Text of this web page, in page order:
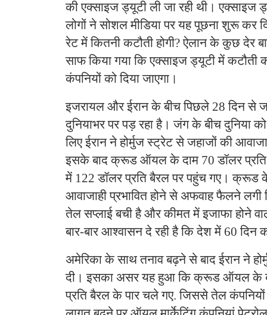
की एक्‍साइज ड्यूटी ली जा रही थी। एक्‍साइज
लोगों ने सोशल मीड‍िया पर यह पूछना शुरू कर
रेट में क‍ितनी कटौती होगी? ऐलान के कुछ देर
साफ क‍िया गया क‍ि एक्‍साइज ड्यूटी में कटौती
कंपन‍ियों को द‍िया जाएगा।
इजरायल और ईरान के बीच प‍िछले 28 द‍िन से
दुन‍ियाभर पर पड़ रहा है। जंग के बीच दुन‍िया
लि‍ए ईरान ने होर्मुज स्‍ट्रेट से जहाजों की
इसके बाद क्रूड ऑयल के दाम 70 डॉलर
में 122 डॉलर प्रत‍ि बैरल पर पहुंच गए। क्रूड
आवाजाही प्रभाव‍ित होने से अफवाह फैलने लगी
तेल सप्‍लाई बची है और कीमत में इजाफा होने
बार-बार आश्‍वासन दे रही है क‍ि देश में 60 द‍िन
अमेर‍िका के साथ तनाव बढ़ने से बाद ईरान ने
दी। इसका असर यह हुआ क‍ि क्रूड ऑयल के
प्रत‍ि बैरल के पार चले गए. ज‍िससे तेल